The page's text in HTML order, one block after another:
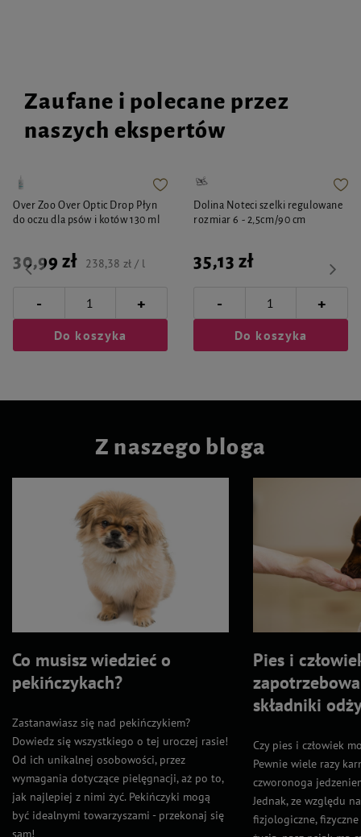
Zaufane i polecane przez
naszych ekspertów
Over Zoo Over Optic Drop Płyn
do oczu dla psów i kotów 130 ml
30,99 zł 238,38 zł / l
- +
Do koszyka
Dolina Noteci szelki regulowane
rozmiar 6 - 2,5cm/90 cm
35,13 zł
- +
Do koszyka
Z naszego bloga
Co musisz wiedzieć o
pekińczykach?
Zastanawiasz się nad pekińczykiem?
Dowiedz się wszystkiego o tej uroczej rasie!
Od ich unikalnej osobowości, przez
wymagania dotyczące pielęgnacji, aż po to,
jak najlepiej z nimi żyć. Pekińczyki mogą
być idealnymi towarzyszami - przekonaj się
sam!
Pies i
składniki
Czy pies i człowiek
Pewnie wiele razy
czworonoga
Jednak, ze względu
fizjologiczne,